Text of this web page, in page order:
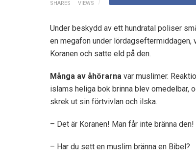
SHARES VIEWS
Under beskydd av ett hundratal poliser
en megafon under lördagseftermiddagen,
Koranen och satte eld på den.
Många av åhörarna var muslimer.
islams heliga bok brinna blev omedelbar,
skrek ut sin förtvivlan och ilska.
– Det är Koranen! Man får inte bränna den!
– Har du sett en muslim bränna en Bibel?